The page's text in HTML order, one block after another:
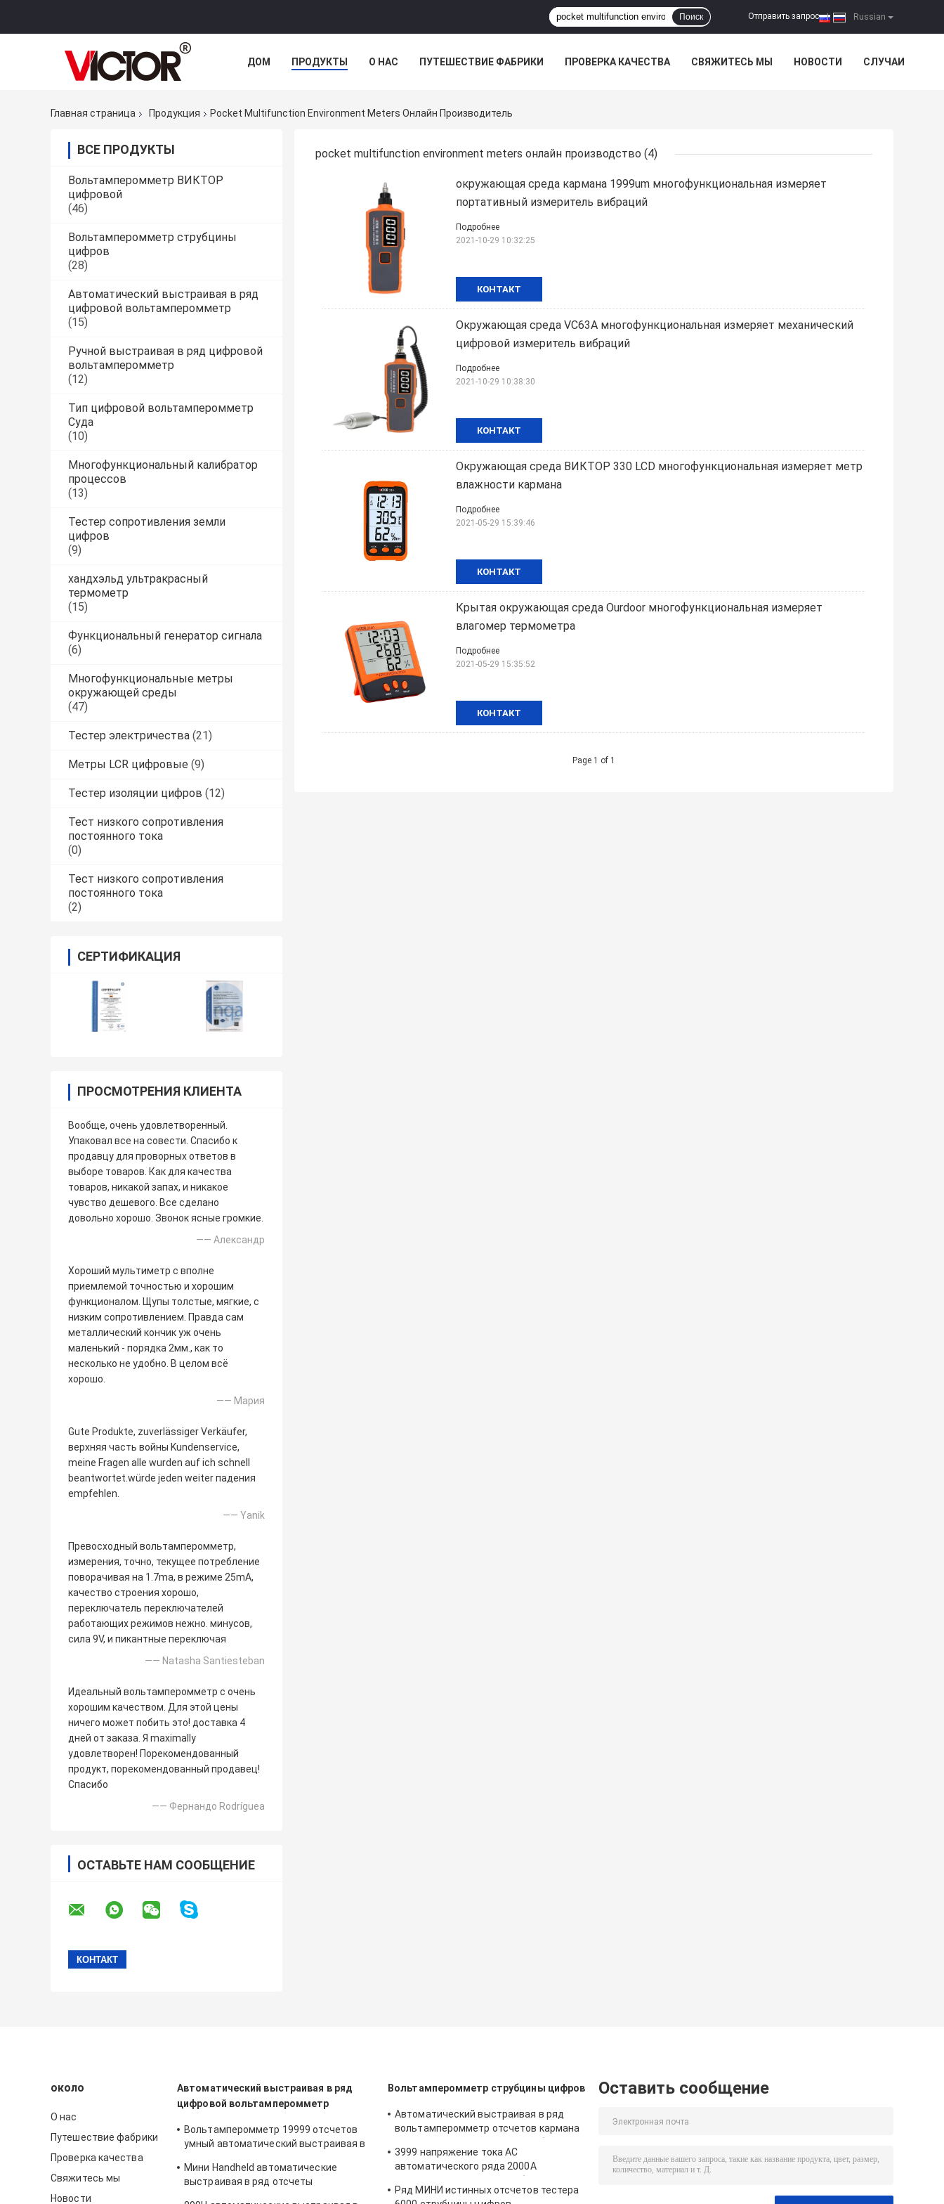
Russian
Отправить запрос |
Поиск
ДОМ ПРОДУКТЫ О НАС ПУТЕШЕСТВИЕ ФАБРИКИ ПРОВЕРКА КАЧЕСТВА СВЯЖИТЕСЬ МЫ НОВОСТИ СЛУЧАИ
Главная страница Продукция Pocket Multifunction Environment Meters Онлайн Производитель
ВСЕ ПРОДУКТЫ
Вольтамперомметр ВИКТОР
цифровой
(46)
Вольтамперомметр струбцины
цифров
(28)
Автоматический выстраивая в ряд
цифровой вольтамперомметр
(15)
Ручной выстраивая в ряд цифровой
вольтамперомметр
(12)
Тип цифровой вольтамперомметр
Суда
(10)
Многофункциональный калибратор
процессов
(13)
Тестер сопротивления земли
цифров
(9)
хандхэльд ультракрасный
термометр
(15)
Функциональный генератор сигнала
(6)
Многофункциональные метры
окружающей среды
(47)
Тестер электричества (21)
Метры LCR цифровые (9)
Тестер изоляции цифров (12)
Тест низкого сопротивления
постоянного тока
(0)
Тест низкого сопротивления
постоянного тока
(2)
СЕРТИФИКАЦИЯ
ПРОСМОТРЕНИЯ КЛИЕНТА
Вообще, очень удовлетворенный.
Упаковал все на совести. Спасибо к
продавцу для проворных ответов в
выборе товаров. Как для качества
товаров, никакой запах, и никакое
чувство дешевого. Все сделано
довольно хорошо. Звонок ясные громкие.
—— Александр
Хороший мультиметр с вполне
приемлемой точностью и хорошим
функционалом. Щупы толстые, мягкие, с
низким сопротивлением. Правда сам
металлический кончик уж очень
маленький - порядка 2мм., как то
несколько не удобно. В целом всё
хорошо.
—— Мария
Gute Produkte, zuverlässiger Verkäufer,
верхняя часть войны Kundenservice,
meine Fragen alle wurden auf ich schnell
beantwortet.würde jeden weiter падения
empfehlen.
—— Yanik
Превосходный вольтамперомметр,
измерения, точно, текущее потребление
поворачивая на 1.7ma, в режиме 25mA,
качество строения хорошо,
переключатель переключателей
работающих режимов нежно. минусов,
сила 9V, и пикантные переключая
—— Natasha Santiesteban
Идеальный вольтамперомметр с очень
хорошим качеством. Для этой цены
ничего может побить это! доставка 4
дней от заказа. Я maximally
удовлетворен! Порекомендованный
продукт, порекомендованный продавец!
Спасибо
—— Фернандо Rodríguea
ОСТАВЬТЕ НАМ СООБЩЕНИЕ
pocket multifunction environment meters онлайн производство (4)
окружающая среда кармана 1999um многофункциональная измеряет
портативный измеритель вибраций
КОНТАКТ
Подробнее
2021-10-29 10:32:25
Окружающая среда VC63A многофункциональная измеряет механический
цифровой измеритель вибраций
КОНТАКТ
Подробнее
2021-10-29 10:38:30
Окружающая среда ВИКТОР 330 LCD многофункциональная измеряет метр
влажности кармана
КОНТАКТ
Подробнее
2021-05-29 15:39:46
Крытая окружающая среда Ourdoor многофункциональная измеряет
влагомер термометра
КОНТАКТ
Подробнее
2021-05-29 15:35:52
Page 1 of 1
около
О нас
Путешествие фабрики
Проверка качества
Свяжитесь мы
Новости
Автоматический выстраивая в ряд
цифровой вольтамперомметр
Вольтамперомметр 19999 отсчетов
умный автоматический выстраивая в
тестер контржурным светом RMS
Мини Handheld автоматические
выстраивая в ряд отсчеты
Вольтамперомметр струбцины цифров
Автоматический выстраивая в ряд
вольтамперомметр отсчетов кармана
3999 напряжение тока AC
автоматического ряда 2000A
цифров отсчетов более большое
Ряд МИНИ истинных отсчетов тестера
Оставить сообщение